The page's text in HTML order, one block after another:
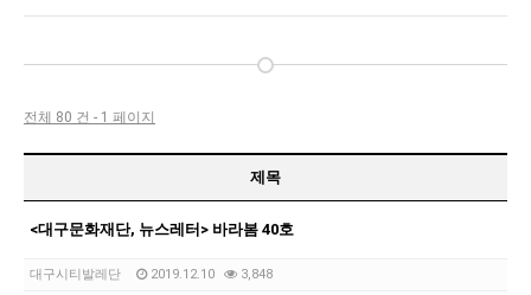
전체 80 건 - 1 페이지
제목
<대구문화재단, 뉴스레터> 바라봄 40호
대구시티발레단 2019.12.10 3,848